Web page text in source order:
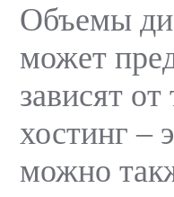
Объемы
может
зависят
хостинг –
можно